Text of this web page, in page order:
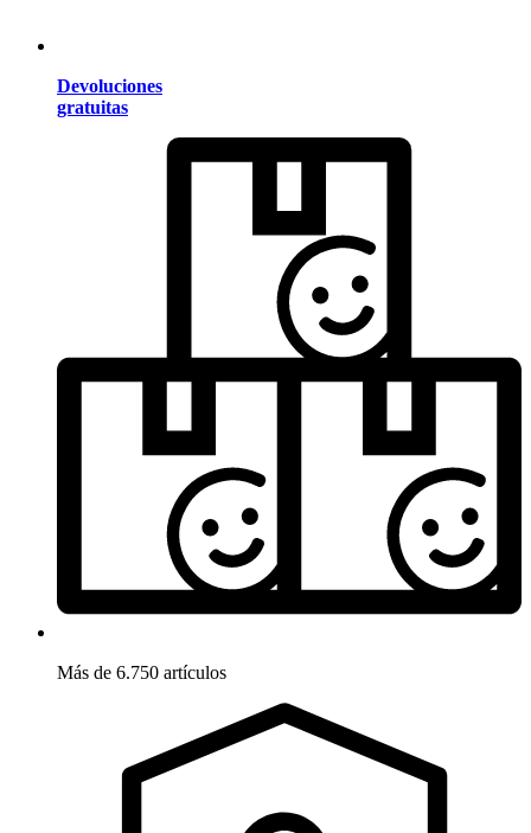
Devoluciones
gratuitas
Más de 6.750 artículos